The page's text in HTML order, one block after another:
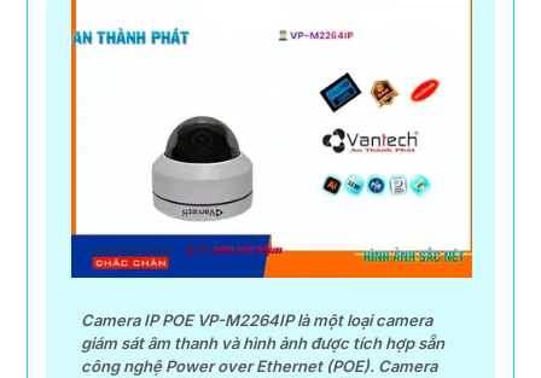
Camera IP POE VP-M2264IP là một loại camera
giám sát âm thanh và hình ảnh được tích hợp sẵn
công nghệ Power over Ethernet (POE). Camera